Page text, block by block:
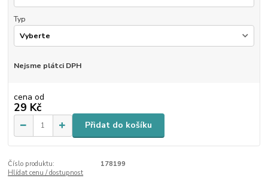
Typ
Nejsme plátci DPH
cena od
29 Kč
Přidat do košíku
Číslo produktu:
178199
Hlídat cenu / dostupnost